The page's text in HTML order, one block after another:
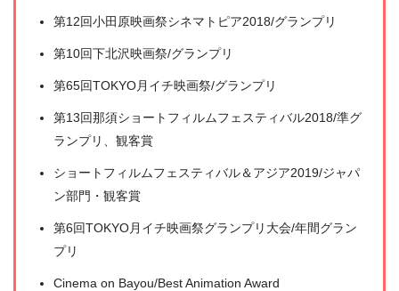
第12回小田原映画祭シネマトピア2018/グランプリ
第10回下北沢映画祭/グランプリ
第65回TOKYO月イチ映画祭/グランプリ
第13回那須ショートフィルムフェスティバル2018/準グ
ランプリ、観客賞
ショートフィルムフェスティバル＆アジア2019/ジャパ
ン部門・観客賞
第6回TOKYO月イチ映画祭グランプリ大会/年間グラン
プリ
Cinema on Bayou/Best Animation Award